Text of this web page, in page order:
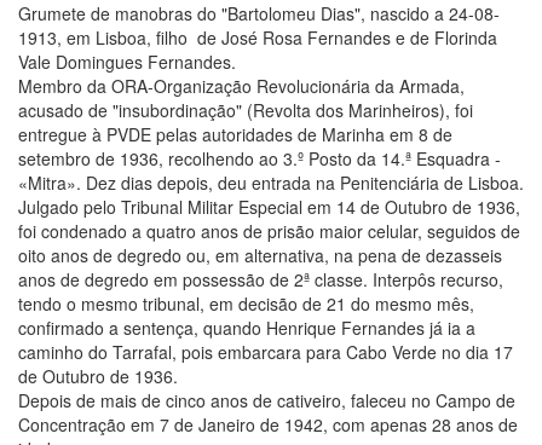
Grumete de manobras do "Bartolomeu Dias", nascido a 24-08-
1913, em Lisboa, filho de José Rosa Fernandes e de Florinda
Vale Domingues Fernandes.
Membro da ORA-Organização Revolucionária da Armada,
acusado de "insubordinação" (Revolta dos Marinheiros), foi
entregue à PVDE pelas autoridades de Marinha em 8 de
setembro de 1936, recolhendo ao 3.º Posto da 14.ª Esquadra -
«Mitra». Dez dias depois, deu entrada na Penitenciária de Lisboa.
Julgado pelo Tribunal Militar Especial em 14 de Outubro de 1936,
foi condenado a quatro anos de prisão maior celular, seguidos de
oito anos de degredo ou, em alternativa, na pena de dezasseis
anos de degredo em possessão de 2ª classe. Interpôs recurso,
tendo o mesmo tribunal, em decisão de 21 do mesmo mês,
confirmado a sentença, quando Henrique Fernandes já ia a
caminho do Tarrafal, pois embarcara para Cabo Verde no dia 17
de Outubro de 1936.
Depois de mais de cinco anos de cativeiro, faleceu no Campo de
Concentração em 7 de Janeiro de 1942, com apenas 28 anos de